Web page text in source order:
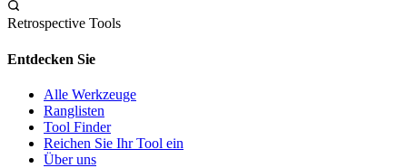
Retrospective Tools
Entdecken Sie
Alle Werkzeuge
Ranglisten
Tool Finder
Reichen Sie Ihr Tool ein
Über uns